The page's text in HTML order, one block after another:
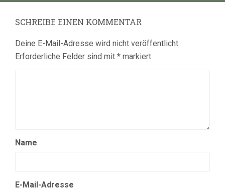
SCHREIBE EINEN KOMMENTAR
Deine E-Mail-Adresse wird nicht veröffentlicht.
Erforderliche Felder sind mit * markiert
Name
E-Mail-Adresse